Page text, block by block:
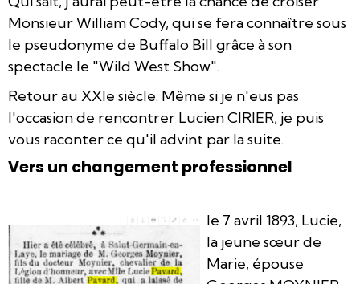
Monsieur William Cody, qui se fera connaître sous
le pseudonyme de Buffalo Bill grâce à son
spectacle le "Wild West Show".
Retour au XXIe siècle. Même si je n'eus pas
l'occasion de rencontrer Lucien CIRIER, je puis
vous raconter ce qu'il advint par la suite.
Vers un changement professionnel
le 7 avril 1893, Lucie,
la jeune sœur de
Marie, épouse